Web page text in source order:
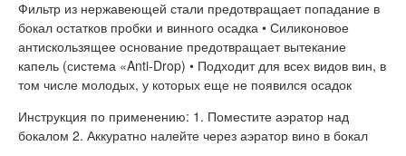
Фильтр из нержавеющей стали предотвращает попадание в
бокал остатков пробки и винного осадка • Силиконовое
антискользящее основание предотвращает вытекание
капель (система «Anti-Drop) • Подходит для всех видов вин, в
том числе молодых, у которых еще не появился осадок
Инструкция по применению: 1. Поместите аэратор над
бокалом 2. Аккуратно налейте через аэратор вино в бокал